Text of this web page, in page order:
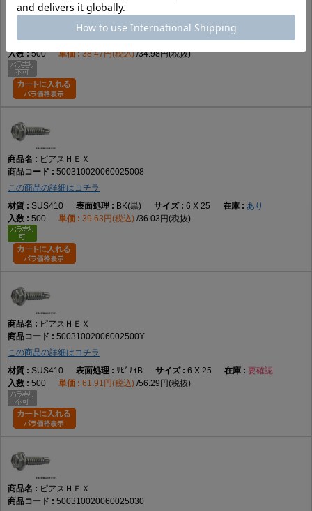
500310020060025007
この商品の詳細はコチラ
SUS410
GB(茶) 6 X 25
要確認
500
38.47円(税込) 34.98円(税抜)
ピアスＨＥＸ
500310020060025008
この商品の詳細はコチラ
SUS410
BK(黒) 6 X 25
あり
500
39.63円(税込) 36.03円(税抜)
ピアスＨＥＸ
50031002006002500Y
この商品の詳細はコチラ
SUS410
ｻﾋﾞﾅｲB 6 X 25
要確認
500
61.91円(税込) 56.29円(税抜)
ピアスＨＥＸ
500310020060025030